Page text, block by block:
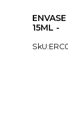
15ML -